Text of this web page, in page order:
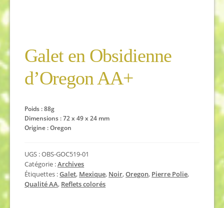
Galet en Obsidienne
d’Oregon AA+
Poids : 88g
Dimensions : 72 x 49 x 24 mm
Origine : Oregon
UGS :OBS-GOC519-01
Catégorie :Archives
Étiquettes :Galet, Mexique, Noir,Oregon, Pierre Polie,
Qualité AA, Reflets colorés